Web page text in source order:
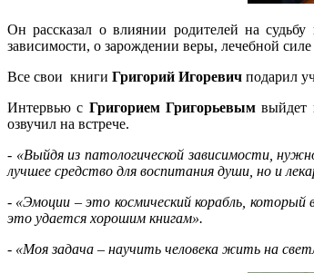
Он рассказал о влиянии родителей на
зависимости, о зарождении веры, лечебной
Все свои книги Григорий Игоревич подарил
Интервью с Григорием Григорьевым выйдет
озвучил на встрече.
- «Выйдя из патологической зависимости,
лучшее средство для воспитания души, но и
- «Эмоции – это космический корабль,
это удается хорошим книгам».
- «Моя задача – научить человека жить на